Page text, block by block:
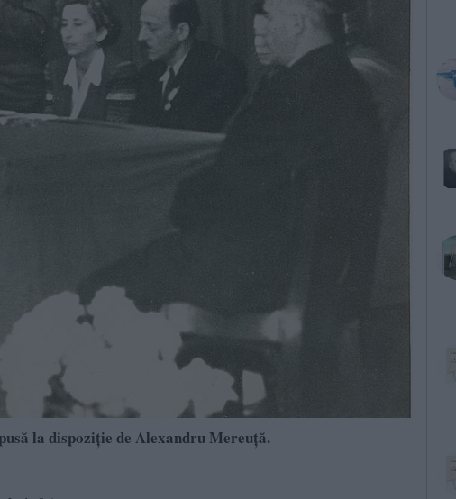
la dispoziție de Alexandru Mereuţă.